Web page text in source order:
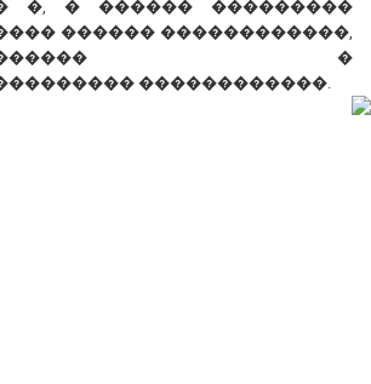
�, � ������ ���������
������ ������������,
�
������������.